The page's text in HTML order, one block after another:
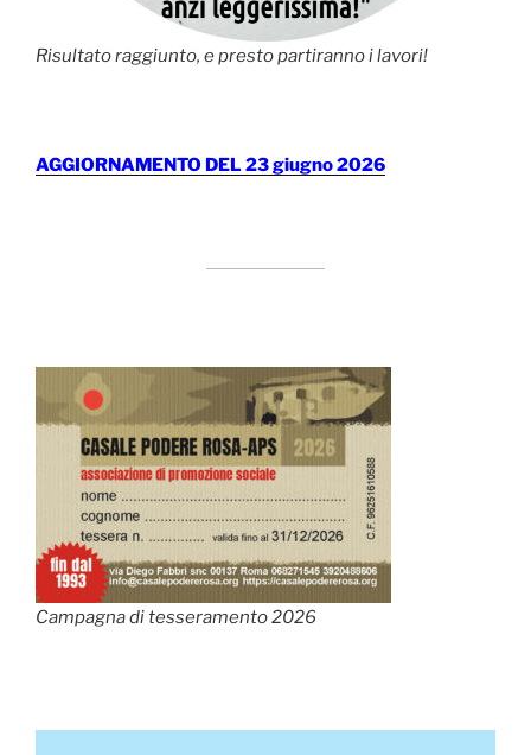
Risultato raggiunto, e presto partiranno i lavori!
AGGIORNAMENTO DEL 23 giugno 2026
Campagna di tesseramento 2026